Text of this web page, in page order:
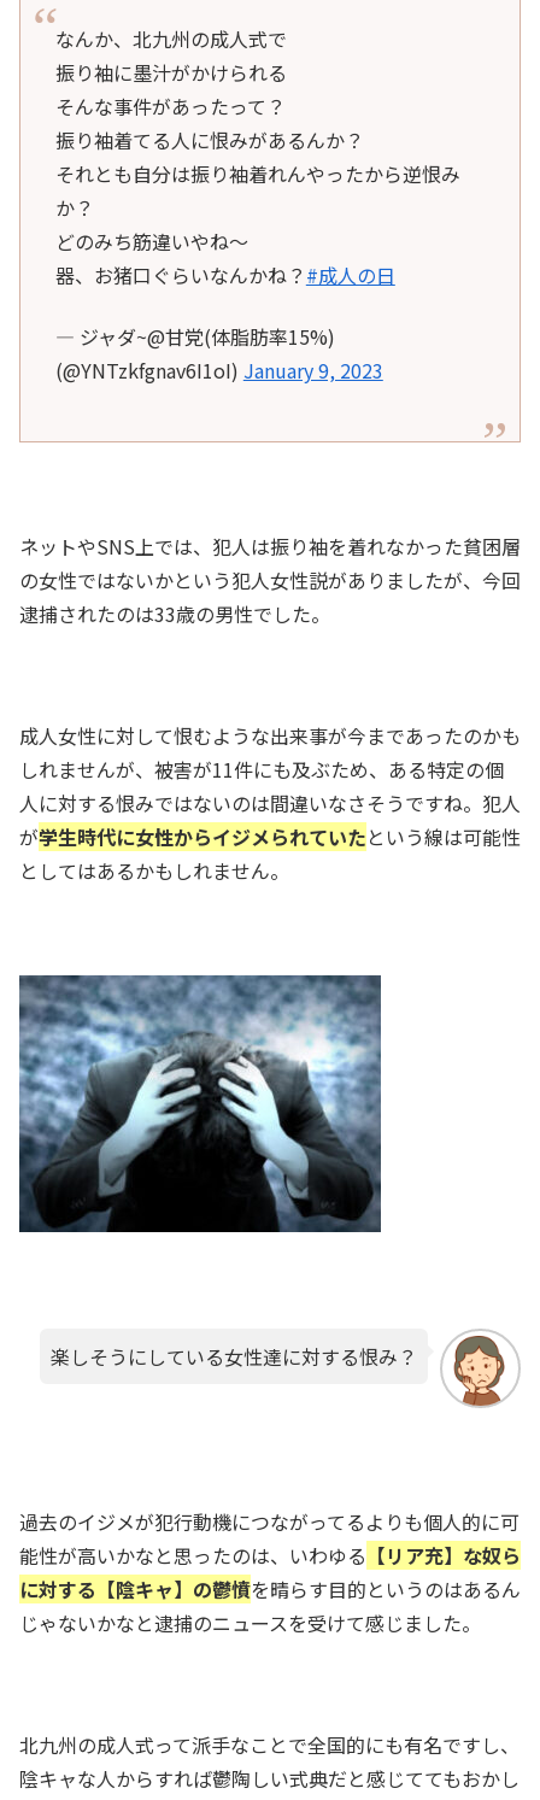
なんか、北九州の成人式で
振り袖に墨汁がかけられる
そんな事件があったって？
振り袖着てる人に恨みがあるんか？
それとも自分は振り袖着れんやったから逆恨み
か？
どのみち筋違いやね〜
器、お猪口ぐらいなんかね？ #成人の日
— ジャダ~@甘党(体脂肪率15%)
(@YNTzkfgnav6I1oI) January 9, 2023
ネットやSNS上では、犯人は振り袖を着れなかった貧困層
の女性ではないかという犯人女性説がありましたが、今回
逮捕されたのは33歳の男性でした。
成人女性に対して恨むような出来事が今まであったのかも
しれませんが、被害が11件にも及ぶため、ある特定の個
人に対する恨みではないのは間違いなさそうですね。犯人
が学生時代に女性からイジメられていたという線は可能性
としてはあるかもしれません。
楽しそうにしている女性達に対する恨み？
過去のイジメが犯行動機につながってるよりも個人的に可
能性が高いかなと思ったのは、いわゆる 【リア充】な奴ら
に対する【陰キャ】の鬱憤を晴らす目的というのはあるん
じゃないかなと逮捕のニュースを受けて感じました。
北九州の成人式って派手なことで全国的にも有名ですし、
陰キャな人からすれば鬱陶しい式典だと感じててもおかし